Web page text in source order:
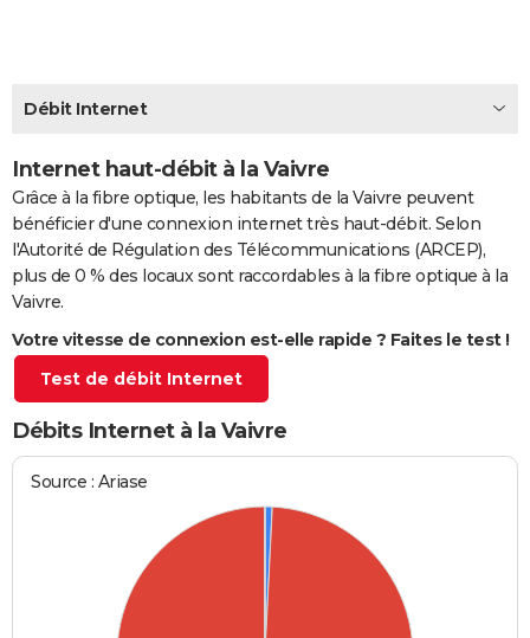
CARTE DE VOEUX
Carte de Noël
Carte Bonne année
Carte Saint-Valentin
Carte Pâques
Carte d'anniversaire
DICTIONNAIRE
PROGRAMME TV
S'inscrire
Se connecter
Lycées
Collèges
Primaires
Universités
Entreprises
Service militaire
Avis de recherche
Bricolage
Lifestyle
Culture
Sport
Auto
Television
Voyage
Cinema
Débit Internet
Internet haut-débit à la Vaivre
Grâce à la fibre optique, les habitants de la Vaivre peuvent
bénéficier d'une connexion internet très haut-débit. Selon
l'Autorité de Régulation des Télécommunications (ARCEP),
plus de 0 % des locaux sont raccordables à la fibre optique à la
Vaivre.
Votre vitesse de connexion est-elle rapide ? Faites le test !
Test de débit Internet
Débits Internet à la Vaivre
Source : Ariase